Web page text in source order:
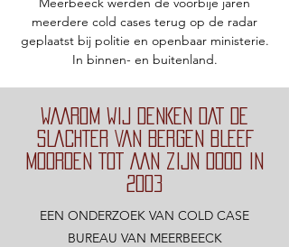
meerdere cold cases terug op de radar
geplaatst bij politie en openbaar ministerie.
In binnen- en buitenland.
WAAROM WIJ DENKEN DAT DE
SLACHTER VAN BERGEN BLEEF
MOORDEN TOT AAN ZIJN DOOD IN
2003
EEN ONDERZOEK VAN COLD CASE
BUREAU VAN MEERBEECK